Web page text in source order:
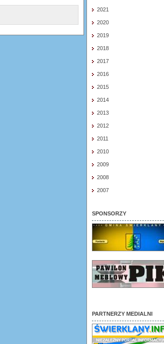
2021
2020
2019
2018
2017
2016
2015
2014
2013
2012
2011
2010
2009
2008
2007
SPONSORZY
PARTNERZY MEDIALNI